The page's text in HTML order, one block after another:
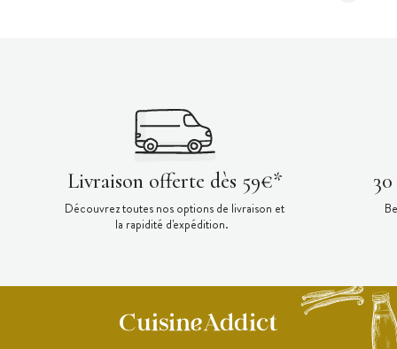
Livraison offerte dès 59€*
Découvrez toutes nos options de livraison et
la rapidité d'expédition.